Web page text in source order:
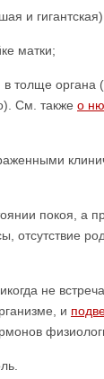
и
матки;
в толще
См. также о
покоя, а
отсутствие
не
и